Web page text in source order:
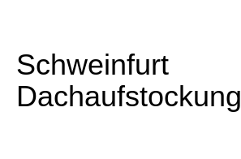
Schweinfurt
Dachaufstockung